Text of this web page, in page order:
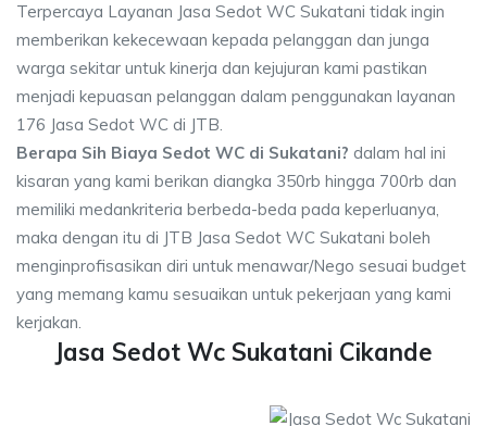
Terpercaya Layanan Jasa Sedot WC Sukatani tidak ingin
memberikan kekecewaan kepada pelanggan dan junga
warga sekitar untuk kinerja dan kejujuran kami pastikan
menjadi kepuasan pelanggan dalam penggunakan layanan
176 Jasa Sedot WC di JTB.
Berapa Sih Biaya Sedot WC di Sukatani? dalam hal ini
kisaran yang kami berikan diangka 350rb hingga 700rb dan
memiliki medankriteria berbeda-beda pada keperluanya,
maka dengan itu di JTB Jasa Sedot WC Sukatani boleh
menginprofisasikan diri untuk menawar/Nego sesuai budget
yang memang kamu sesuaikan untuk pekerjaan yang kami
kerjakan.
Jasa Sedot Wc Sukatani Cikande